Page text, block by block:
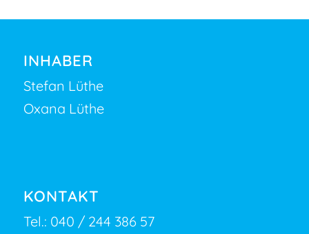
INHABER
Stefan Lüthe
Oxana Lüthe
KONTAKT
Tel.: 040 / 244 386 57